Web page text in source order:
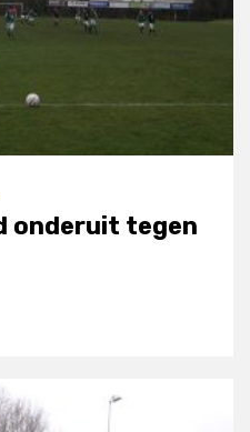
onderuit tegen